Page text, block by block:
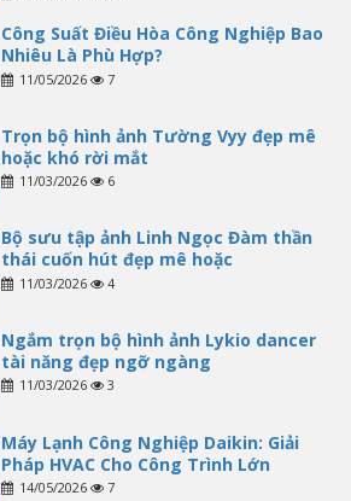
Công Suất Điều Hòa Công Nghiệp Bao
Nhiêu Là Phù Hợp?
11/05/2026 7
Trọn bộ hình ảnh Tường Vyy đẹp mê
hoặc khó rời mắt
11/03/2026 6
Bộ sưu tập ảnh Linh Ngọc Đàm thần
thái cuốn hút đẹp mê hoặc
11/03/2026 4
Ngắm trọn bộ hình ảnh Lykio dancer
tài năng đẹp ngỡ ngàng
11/03/2026 3
Máy Lạnh Công Nghiệp Daikin: Giải
Pháp HVAC Cho Công Trình Lớn
14/05/2026 7